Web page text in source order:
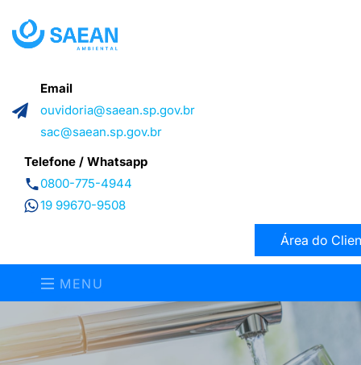
Email
ouvidoria@saean.sp.gov.br
sac@saean.sp.gov.br
Telefone / Whatsapp
0800-775-4944
19 99670-9508
Área do
MENU